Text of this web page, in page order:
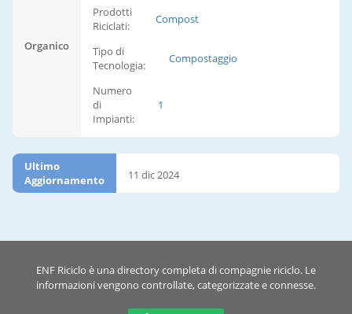
Organico
Prodotti
Riciclati:
Compost
Tipo di
Tecnologia:
Compostaggio
Numero
di
Impianti:
1
Ultimo
Aggiornamento
11 dic 2024
ENF Riciclo è una directory completa di compagnie riciclo. Le
informazioni vengono controllate, categorizzate e connesse.